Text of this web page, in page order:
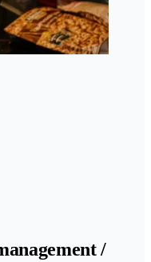
/